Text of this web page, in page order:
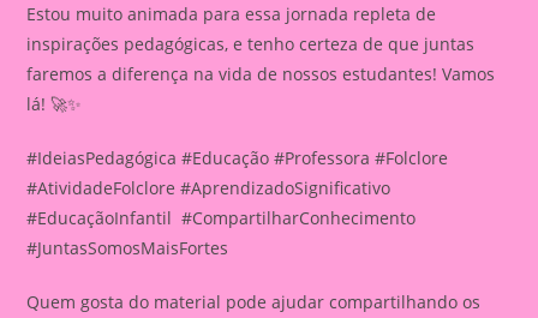
Estou muito animada para essa jornada repleta de
inspirações pedagógicas, e tenho certeza de que juntas
faremos a diferença na vida de nossos estudantes! Vamos
lá! 🚀✨
#IdeiasPedagógica #Educação #Professora #Folclore
#AtividadeFolclore #AprendizadoSignificativo
#EducaçãoInfantil #CompartilharConhecimento
#JuntasSomosMaisFortes
Quem gosta do material pode ajudar compartilhando os